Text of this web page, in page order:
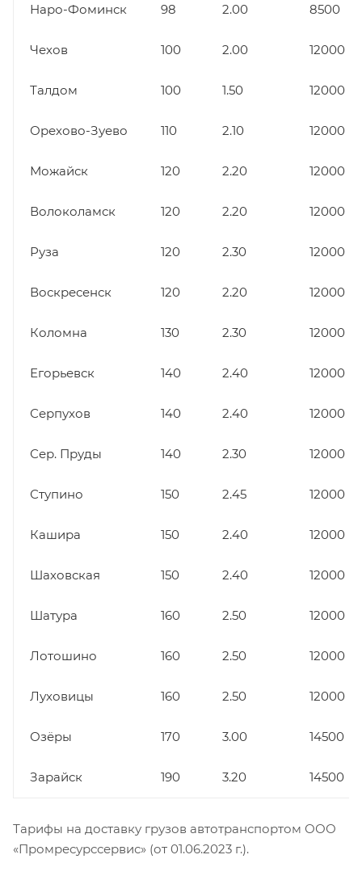
Наро-Фоминск 98 2.00 8500
Чехов 100 2.00 12000
Талдом 100 1.50 12000
Орехово-Зуево 110 2.10 12000
Можайск 120 2.20 12000
Волоколамск 120 2.20 12000
Руза 120 2.30 12000
Воскресенск 120 2.20 12000
Коломна 130 2.30 12000
Егорьевск 140 2.40 12000
Серпухов 140 2.40 12000
Сер. Пруды 140 2.30 12000
Ступино 150 2.45 12000
Кашира 150 2.40 12000
Шаховская 150 2.40 12000
Шатура 160 2.50 12000
Лотошино 160 2.50 12000
Луховицы 160 2.50 12000
Озёры 170 3.00 14500
Зарайск 190 3.20 14500
Тарифы на доставку грузов автотранспортом ООО
«Промресурссервис» (от 01.06.2023 г.).